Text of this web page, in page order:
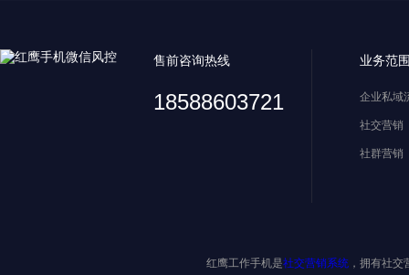
售前咨询热线
18588603721
业务范
企业私域
社交营销
社群营销
红鹰工作手机是社交营销系统 ，拥有社